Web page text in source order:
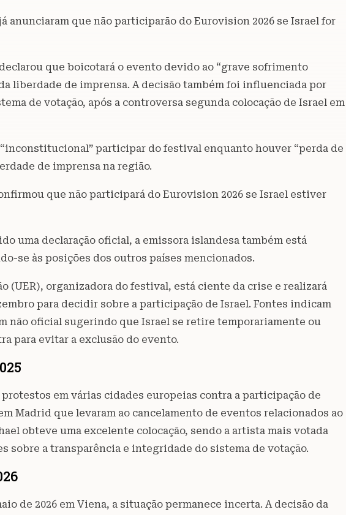
anunciaram que não participarão do Eurovision 2026 se Israel for
declarou que boicotará o evento devido ao “grave sofrimento
liberdade de imprensa. A decisão também foi influenciada por
de votação, após a controversa segunda colocação de Israel em
participar do festival enquanto houver “perda de
de imprensa na região.
que não participará do Eurovision 2026 se Israel estiver
uma declaração oficial, a emissora islandesa também está
se às posições dos outros países mencionados.
(UER), organizadora do festival, está ciente da crise e realizará
para decidir sobre a participação de Israel. Fontes indicam
não oficial sugerindo que Israel se retire temporariamente ou
para evitar a exclusão do evento.
protestos em várias cidades europeias contra a participação de
Madrid que levaram ao cancelamento de eventos relacionados ao
obteve uma excelente colocação, sendo a artista mais votada
sobre a transparência e integridade do sistema de votação.
de 2026 em Viena, a situação permanece incerta. A decisão da